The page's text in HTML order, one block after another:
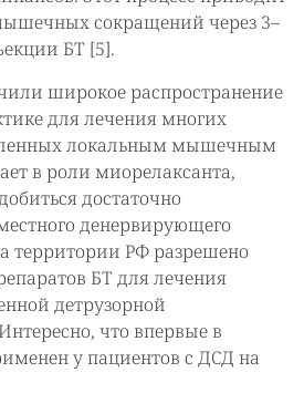
сокращений через 3–
БТ [5].
широкое распространение
для лечения многих
локальным мышечным
в роли миорелаксанта,
достаточно
денервирующего
территории РФ разрешено
БТ для лечения
детрузорной
что впервые в
у пациентов с ДСД на